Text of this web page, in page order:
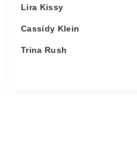
Lira Kissy
Cassidy Klein
Trina Rush